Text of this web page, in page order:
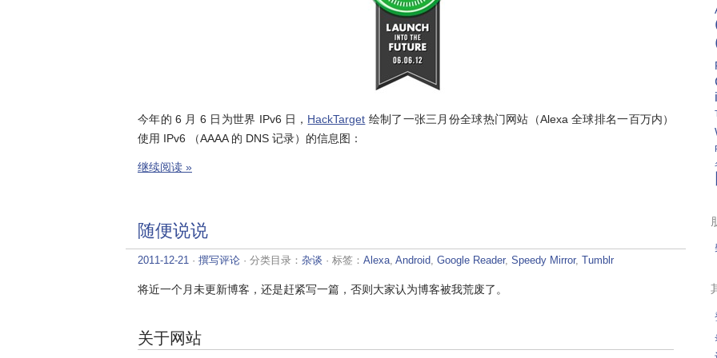
今年的 6 月 6 日为世界 IPv6 日， HackTarget 绘制了一张三月份全球热门网站（Alexa 全球排名一百万内）
使用 IPv6 （AAAA 的 DNS 记录）的信息图：
继续阅读 »
随便说说
2011-12-21 · 撰写评论 · 分类目录： 杂谈 · 标签： Alexa, Android, Google Reader, Speedy Mirror, Tumblr
将近一个月未更新博客，还是赶紧写一篇，否则大家认为博客被我荒废了。
关于网站